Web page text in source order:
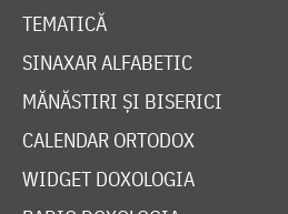
TEMATICĂ
SINAXAR ALFABETIC
MĂNĂSTIRI ȘI BISERICI
CALENDAR ORTODOX
WIDGET DOXOLOGIA